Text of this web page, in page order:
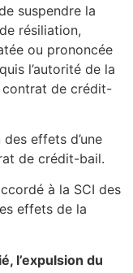
suspendre la
résiliation,
ou prononcée
l’autorité de la
contrat de crédit-
effets d’une
de crédit-bail.
à la SCI des
effets de la
l’expulsion du